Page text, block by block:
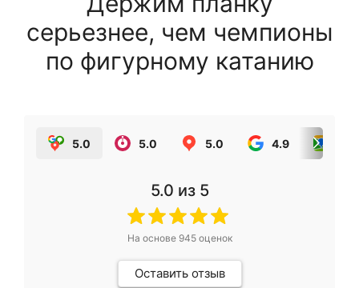
серьезнее, чем чемпионы
по фигурному катанию
5.0 5.0 5.0 4.9
5.0 из 5
На основе 945оценок
Оставить отзыв